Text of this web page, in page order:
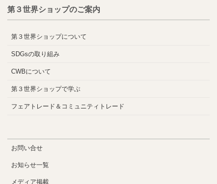
第３世界ショップのご案内
第３世界ショップについて
SDGsの取り組み
CWBについて
第３世界ショップで学ぶ
フェアトレード＆コミュニティトレード
お問い合せ
お知らせ一覧
メディア掲載